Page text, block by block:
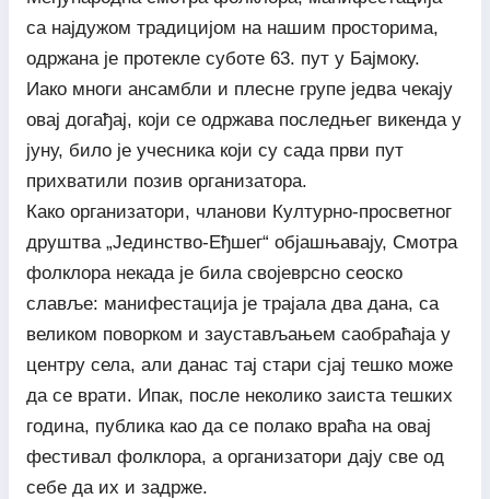
са најдужом традицијом на нашим просторима,
одржана је протекле суботе 63. пут у Бајмоку.
Иако многи ансамбли и плесне групе једва чекају
овај догађај, који се одржава последњег викенда у
јуну, било је учесника који су сада први пут
прихватили позив организатора.
Како организатори, чланови Културно-просветног
друштва „Јединство-Еђшег“ објашњавају, Смотра
фолклора некада је била својеврсно сеоско
славље: манифестација је трајала два дана, са
великом поворком и заустављањем саобраћаја у
центру села, али данас тај стари сјај тешко може
да се врати. Ипак, после неколико заиста тешких
година, публика као да се полако враћа на овај
фестивал фолклора, а организатори дају све од
себе да их и задрже.